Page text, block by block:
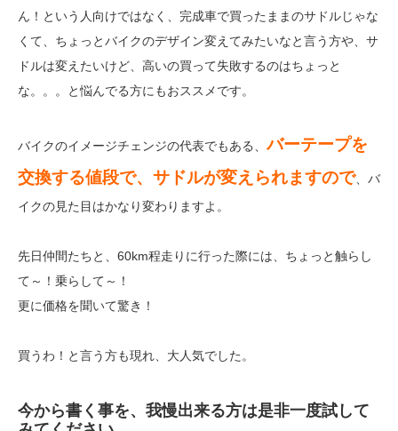
ん！という人向けではなく、完成車で買ったままのサドルじゃな
くて、ちょっとバイクのデザイン変えてみたいなと言う方や、サ
ドルは変えたいけど、高いの買って失敗するのはちょっと
な。。。と悩んでる方にもおススメです。
バイクのイメージチェンジの代表でもある、バーテープを
交換する値段で、サドルが変えられますので、バ
イクの見た目はかなり変わりますよ。
先日仲間たちと、60km程走りに行った際には、ちょっと触らし
て～！乗らして～！
更に価格を聞いて驚き！
買うわ！と言う方も現れ、大人気でした。
今から書く事を、我慢出来る方は是非一度試して